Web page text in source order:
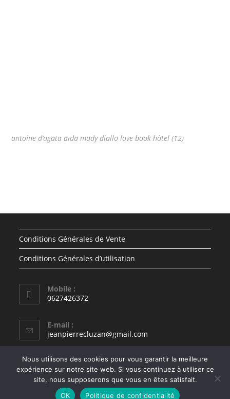
antoine d’agata aïda mady diallo love book hôtel (12)
Conditions Générales de Vente
Conditions Générales d’utilisation
Mobile :
0627426372
E-mail :
jeanpierrecluzan@gmail.com
Politique de confidentialité Mentions légales
Nous utilisons des cookies pour vous garantir la meilleure
expérience sur notre site web. Si vous continuez à utiliser ce
site, nous supposerons que vous en êtes satisfait.
OK
Politique de confidentialité